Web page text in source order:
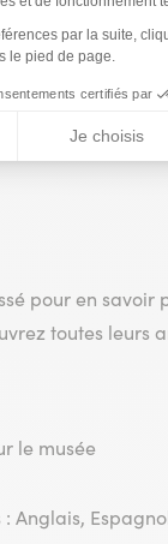
installée à la
66190
pour en savoir
toutes leurs
le musée
Anglais,